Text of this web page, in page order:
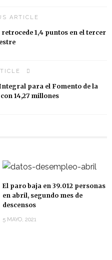
ARTICLE
1,4 puntos en el tercer
para el Fomento de la
14,27 millones
El paro baja en 39.012 personas
en abril, segundo mes de
descensos
5 MAYO, 2021